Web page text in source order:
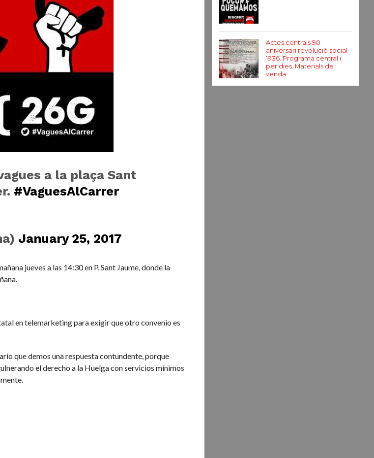
a la plaça Sant
#VaguesAlCarrer
January 25, 2017
jueves a las 14:30 en P. Sant Jaume, donde la
en telemarketing para exigir que otro convenio es
que demos una respuesta contundente, porque
el derecho a la Huelga con servicios mínimos
Actes centrals 90
aniversari revolució social
1936. Programa central i
per dies. Materials de
venda.